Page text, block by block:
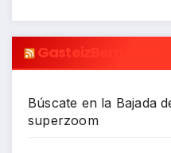
GasteizBerri.com
Búscate en la Bajada
superzoom